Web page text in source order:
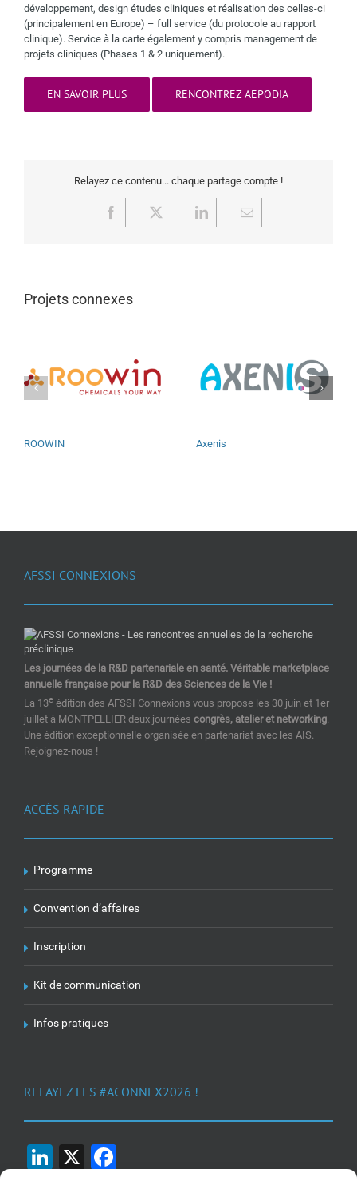
développement, design études cliniques et réalisation des celles-ci
(principalement en Europe) – full service (du protocole au rapport
clinique). Service à la carte également y compris management de
projets cliniques (Phases 1 & 2 uniquement).
EN SAVOIR PLUS RENCONTREZ AEPODIA
Relayez ce contenu... chaque partage compte !
Facebook LinkedInEmail
Projets connexes
ROOWIN Axenis
AFSSI CONNEXIONS
Les journées de la R&D partenariale en santé. Véritable marketplace
annuelle française pour la R&D des Sciences de la Vie !
La 13e édition des AFSSI Connexions vous propose les 30 juin et 1er
juillet à MONTPELLIER deux journées congrès, atelier et networking.
Une édition exceptionnelle organisée en partenariat avec les AIS.
Rejoignez-nous !
ACCÈS RAPIDE
Programme
Convention d’affaires
Inscription
Kit de communication
Infos pratiques
RELAYEZ LES #ACONNEX2026 !
LinkedIn
X